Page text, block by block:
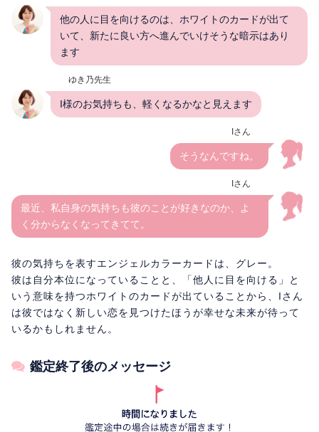
他の人に目を向けるのは、ホワイトのカードが出て
いて、新たに良い方へ進んでいけそうな暗示はあり
ます
ゆき乃先生
I様のお気持ちも、軽くなるかなと見えます
Iさん
そうなんですね。
Iさん
最近、私自身の気持ちも彼のことが好きなのか、よ
く分からなくなってきてて。
彼の気持ちを表すエンジェルカラーカードは、グレー。
彼は自分本位になっていることと、「他人に目を向ける」と
いう意味を持つホワイトのカードが出ていることから、Iさん
は彼ではなく新しい恋を見つけたほうが幸せな未来が待って
いるかもしれません。
鑑定終了後のメッセージ